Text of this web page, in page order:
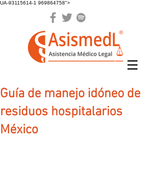
UA-93115614-1 969864758">
Guía de manejo idóneo de
residuos hospitalarios
México